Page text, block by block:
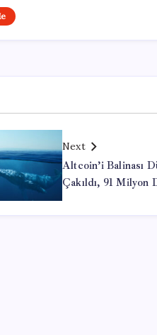
Next
Altcoin’i Balinası
Çakıldı, 91 Milyon